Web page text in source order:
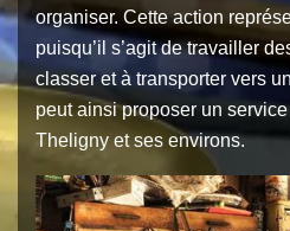
organiser. Cette action
puisqu’il s’agit de travailler
classer et à transporter vers
peut ainsi proposer un
Theligny et ses environs.